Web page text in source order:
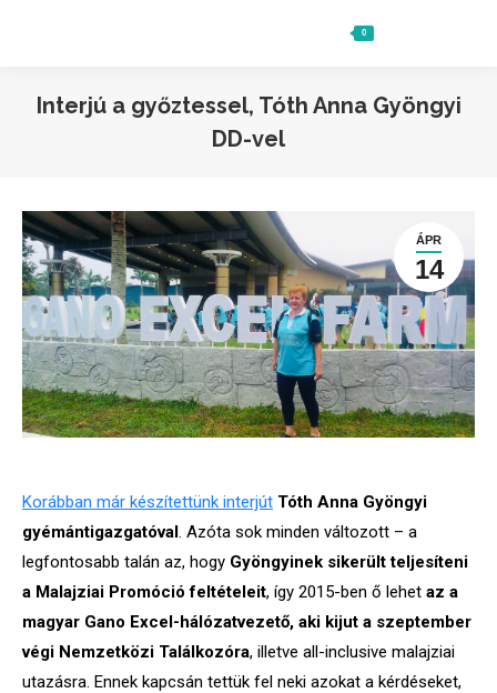
0
Interjú a győztessel, Tóth Anna Gyöngyi
DD-vel
ÁPR
14
Korábban már készítettünk interjút Tóth Anna Gyöngyi
gyémántigazgatóval. Azóta sok minden változott – a
legfontosabb talán az, hogy Gyöngyinek sikerült teljesíteni
a Malajziai Promóció feltételeit, így 2015-ben ő lehet az a
magyar Gano Excel-hálózatvezető, aki kijut a szeptember
végi Nemzetközi Találkozóra, illetve all-inclusive malajziai
utazásra. Ennek kapcsán tettük fel neki azokat a kérdéseket,